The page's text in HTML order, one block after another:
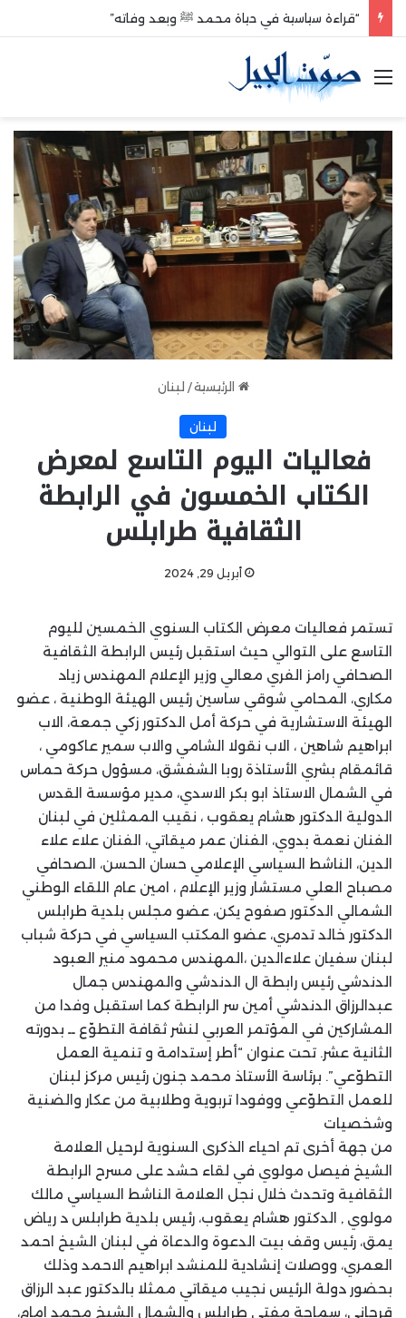
“قراءة سياسية في حياة محمد ﷺ وبعد وفاته”
القائمة
الرئيسية / لبنان
لبنان
فعاليات اليوم التاسع لمعرض
الكتاب الخمسون في الرابطة
الثقافية طرابلس
أبريل 29, 2024
تستمر فعاليات معرض الكتاب السنوي الخمسين لليوم
التاسع على التوالي حيث استقبل رئيس الرابطة الثقافية
الصحافي رامز الفري معالي وزير الإعلام المهندس زياد
مكاري، المحامي شوقي ساسين رئيس الهيئة الوطنية ، عضو
الهيئة الاستشارية في حركة أمل الدكتور زكي جمعة، الاب
ابراهيم شاهين ، الاب نقولا الشامي والاب سمير عاكومي ،
قائمقام بشري الأستاذة روبا الشفشق، مسؤول حركة حماس
في الشمال الاستاذ ابو بكر الاسدي، مدير مؤسسة القدس
الدولية الدكتور هشام يعقوب ، نقيب الممثلين في لبنان
الفنان نعمة بدوي، الفنان عمر ميقاتي، الفنان علاء علاء
الدين، الناشط السياسي الإعلامي حسان الحسن، الصحافي
مصباح العلي مستشار وزير الإعلام ، امين عام اللقاء الوطني
الشمالي الدكتور صفوح يكن، عضو مجلس بلدية طرابلس
الدكتور خالد تدمري، عضو المكتب السياسي في حركة شباب
لبنان سفيان علاءالدين ،المهندس محمود منير العبود
الدندشي رئيس رابطة ال الدندشي والمهندس جمال
عبدالرزاق الدندشي أمين سر الرابطة كما استقبل وفدا من
المشاركين في المؤتمر العربي لنشر ثقافة التطوّع ــ بدورته
الثانية عشر. تحت عنوان “أطر إستدامة و تنمية العمل
التطوّعي”. برئاسة الأستاذ محمد جنون رئيس مركز لبنان
للعمل التطوّعي ووفودا تربوية وطلابية من عكار والضنية
وشخصيات
من جهة أخرى تم احياء الذكرى السنوية لرحيل العلامة
الشيخ فيصل مولوي في لقاء حشد على مسرح الرابطة
الثقافية وتحدث خلال نجل العلامة الناشط السياسي مالك
مولوي , الدكتور هشام يعقوب، رئيس بلدية طرابلس د رياض
يمق، رئيس وقف بيت الدعوة والدعاة في لبنان الشيخ احمد
العمري، ووصلات إنشادية للمنشد ابراهيم الاحمد وذلك
بحضور دولة الرئيس نجيب ميقاتي ممثلا بالدكتور عبد الرزاق
قرحاني، سماحة مفتي طرابلس والشمال الشيخ محمد امام،